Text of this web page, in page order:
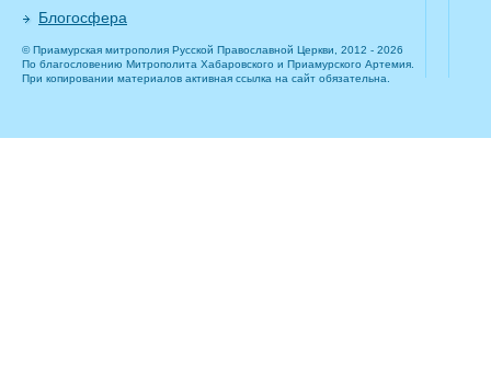
Блогосфера
© Приамурская митрополия Русской Православной Церкви, 2012 - 2026
По благословению Митрополита Хабаровского и Приамурского Артемия.
При копировании материалов активная ссылка на сайт обязательна.